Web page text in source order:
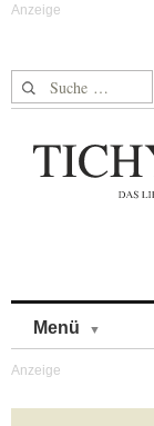
Suche nach:
Menü